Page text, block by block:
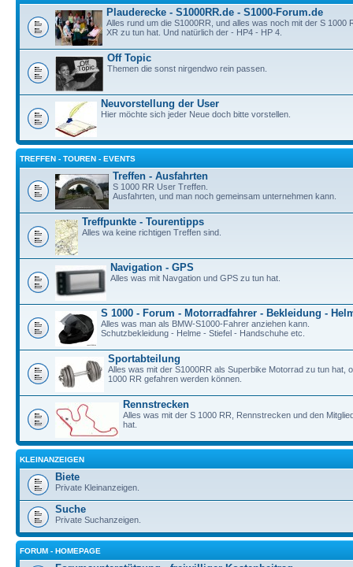
Plauderecke - S1000RR.de - S1000-Forum.de
Alles rund um die S1000RR, und alles was noch mit der S 1000
XR zu tun hat. Und natürlich der - HP4 - HP 4.
Off Topic
Themen die sonst nirgendwo rein passen.
Neuvorstellung der User
Hier möchte sich jeder Neue doch bitte vorstellen.
TREFFEN - TOUREN - EVENTS
Treffen - Ausfahrten
S 1000 RR User Treffen.
Ausfahrten, und man noch gemeinsam unternehmen kann.
Treffpunkte - Tourentipps
Alles wa keine richtigen Treffen sind.
Navigation - GPS
Alles was mit Navgation und GPS zu tun hat.
S 1000 - Forum - Motorradfahrer - Bekleidung -
Alles was man als BMW-S1000-Fahrer anziehen kann.
Schutzbekleidung - Helme - Stiefel - Handschuhe etc.
Sportabteilung
Alles was mit der S1000RR als Superbike Motorrad zu tun hat,
1000 RR gefahren werden können.
Rennstrecken
Alles was mit der S 1000 RR, Rennstrecken und den
hat.
KLEINANZEIGEN
Biete
Private Kleinanzeigen.
Suche
Private Suchanzeigen.
FORUM - HOMEPAGE